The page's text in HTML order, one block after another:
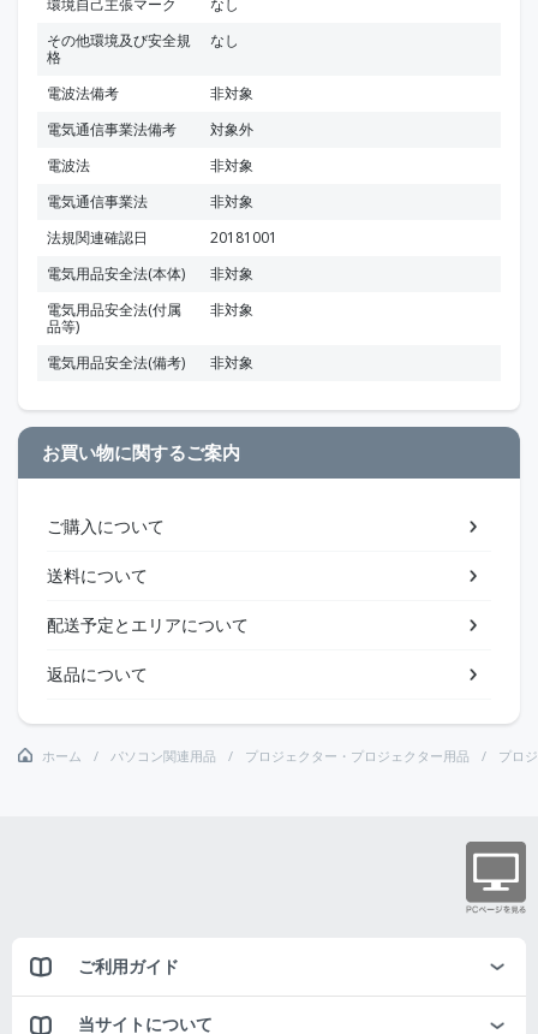
その他環境及び安全規
格
なし
電波法備考
非対象
電気通信事業法備考
対象外
電波法
非対象
電気通信事業法
非対象
法規関連確認日
20181001
電気用品安全法(本体)
非対象
電気用品安全法(付属
品等)
非対象
電気用品安全法(備考) 非対象
お買い物に関するご案内
ご購入について
送料について
配送予定とエリアについて
返品について
ホーム パソコン関連用品 プロジェクター・プロジェクター用品 プロ
ご利用ガイド
当サイトについて